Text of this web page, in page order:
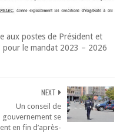
aux postes de Président et
pour le mandat 2023 – 2026
NEXT
Un conseil de
gouvernement se
en fin d’après-